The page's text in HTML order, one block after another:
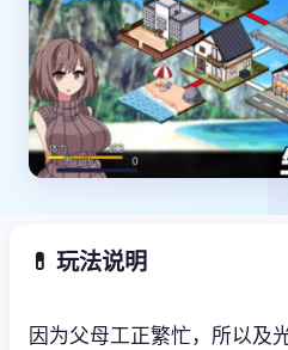
💊 玩法说明
因为父母工正繁忙，所以及